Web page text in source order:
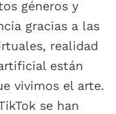
géneros y
gracias a las
realidad
están
vivimos el arte.
se han